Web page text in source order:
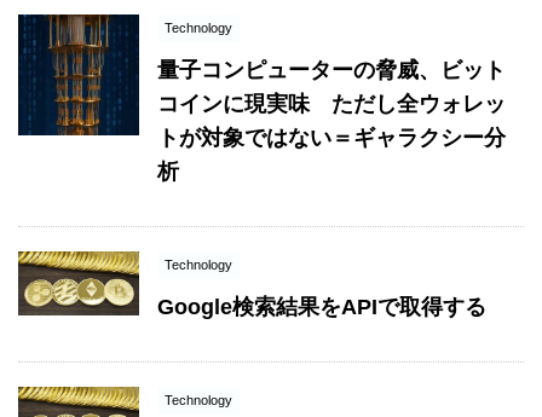
Technology
量子コンピューターの脅威、ビット
コインに現実味 ただし全ウォレッ
トが対象ではない＝ギャラクシー分
析
Technology
Google検索結果をAPIで取得する
Technology